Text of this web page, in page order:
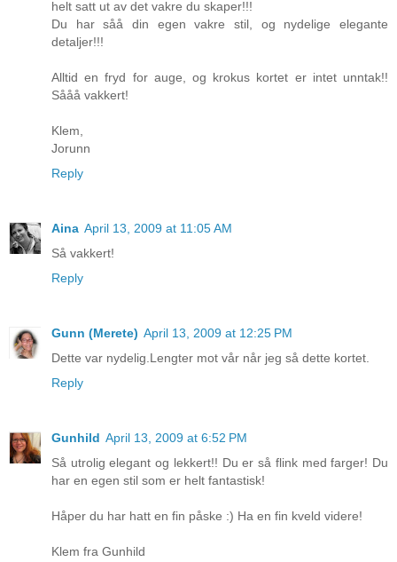
helt satt ut av det vakre du skaper!!!
Du har såå din egen vakre stil, og nydelige elegante
detaljer!!!
Alltid en fryd for auge, og krokus kortet er intet unntak!!
Sååå vakkert!
Klem,
Jorunn
Reply
Aina April 13, 2009 at 11:05 AM
Så vakkert!
Reply
Gunn (Merete) April 13, 2009 at 12:25 PM
Dette var nydelig.Lengter mot vår når jeg så dette kortet.
Reply
Gunhild April 13, 2009 at 6:52 PM
Så utrolig elegant og lekkert!! Du er så flink med farger! Du
har en egen stil som er helt fantastisk!
Håper du har hatt en fin påske :) Ha en fin kveld videre!
Klem fra Gunhild